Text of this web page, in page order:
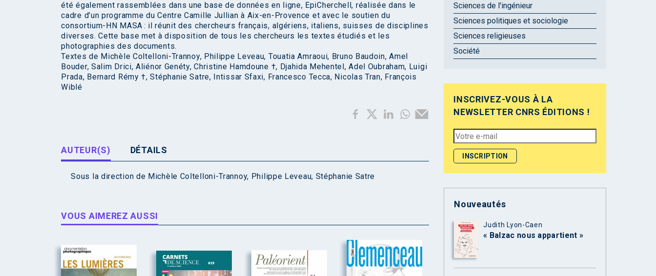
été également rassemblées dans une base de données en ligne, EpiCherchell, réalisée dans le
cadre d’un programme du Centre Camille Jullian à Aix-en-Provence et avec le soutien du
consortium-HN MASA : il réunit des chercheurs français, algériens, italiens, suisses de disciplines
diverses. Cette base met à disposition de tous les chercheurs les textes étudiés et les
photographies des documents.
Textes de Michèle Coltelloni-Trannoy, Philippe Leveau, Touatia Amraoui, Bruno Baudoin, Amel
Bouder, Salim Drici, Aliénor Genéty, Christine Hamdoune †, Djahida Mehentel, Adel Oubraham, Luigi
Prada, Bernard Rémy †, Stéphanie Satre, Intissar Sfaxi, Francesco Tecca, Nicolas Tran, François
Wiblé
AUTEUR(S) DÉTAILS
Sous la direction de Michèle Coltelloni-Trannoy, Philippe Leveau, Stéphanie Satre
VOUS AIMEREZ AUSSI
Sciences de l'ingénieur
Sciences politiques et sociologie
Sciences religieuses
Société
INSCRIVEZ-VOUS À LA
NEWSLETTER CNRS ÉDITIONS !
Nouveautés
Judith Lyon-Caen
« Balzac nous appartient »